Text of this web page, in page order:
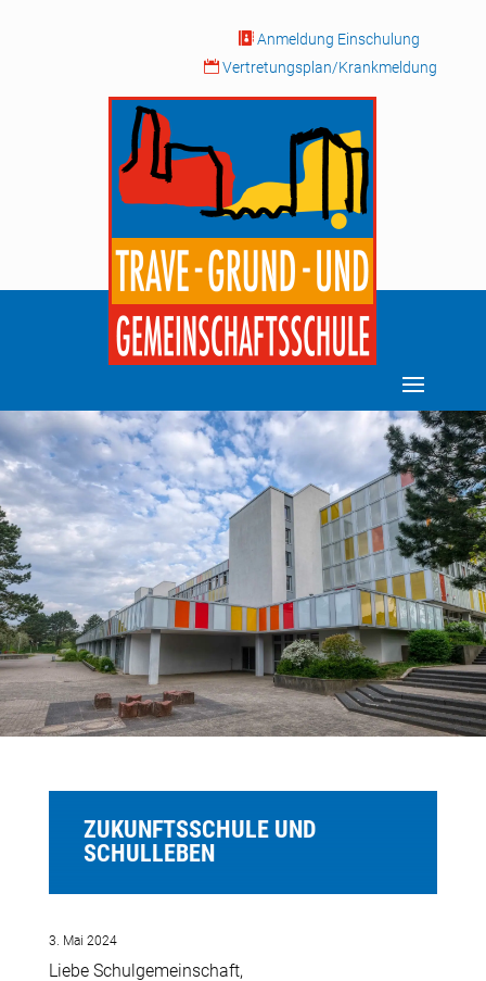
 Anmeldung Einschulung
 Vertretungsplan/Krankmeldung
ZUKUNFTSSCHULE UND
SCHULLEBEN
3. Mai 2024
Liebe Schulgemeinschaft,